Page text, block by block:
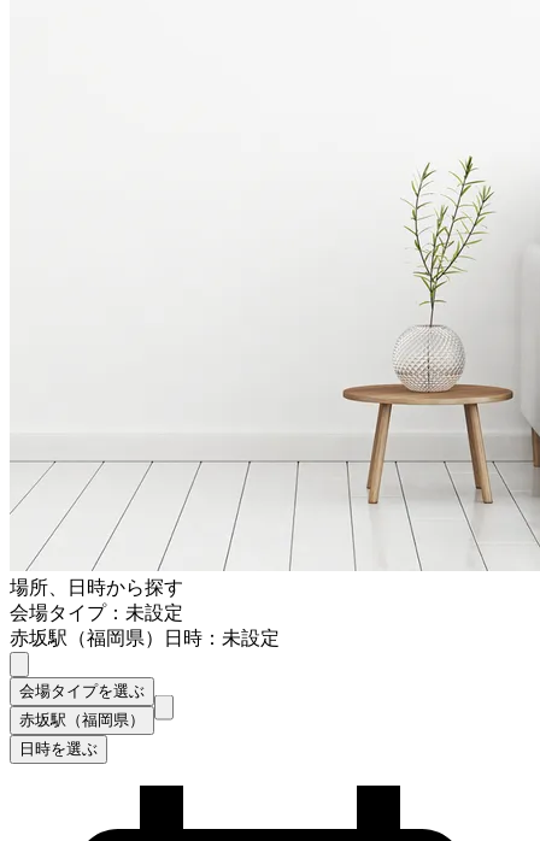
場所、日時から探す
会場タイプ：未設定
赤坂駅（福岡県）
日時：未設定
会場タイプを選ぶ
赤坂駅（福岡県）
日時を選ぶ